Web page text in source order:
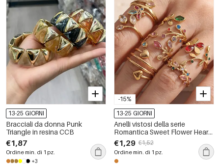
13-25 GIORNI
Bracciali da donna Punk
Triangle in resina CCB
€1,87
Ordine min. di 1 pz.
+3
-15%
13-25 GIORNI
Anelli vistosi della serie
Romantica Sweet Flower Heart
in acciaio inossidabile color oro
impermeabile con strass
€1,29 €1,52
Ordine min. di 1 pz.